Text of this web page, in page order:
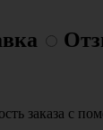
заказа с